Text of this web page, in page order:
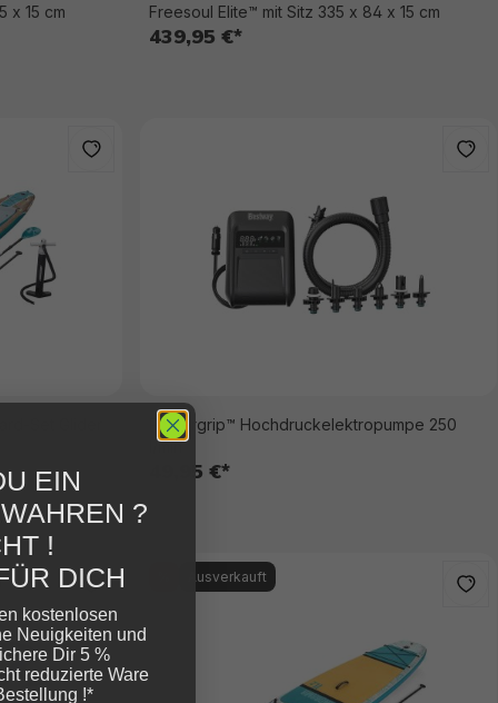
x 15 cm
Freesoul Elite™ mit Sitz 335 x 84 x 15 cm
439,95 €*
Powergrip™ Hochdruckelektropumpe 250
l/min
49,95 €*
Ausverkauft
EIN
?
!
DICH
kostenlosen
Neuigkeiten und
Dir 5 %
reduzierte Ware
!*